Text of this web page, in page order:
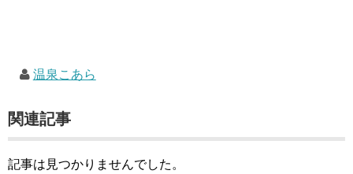
温泉こあら
関連記事
記事は見つかりませんでした。